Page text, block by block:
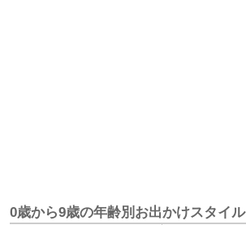
0歳から9歳の年齢別お出かけスタイル